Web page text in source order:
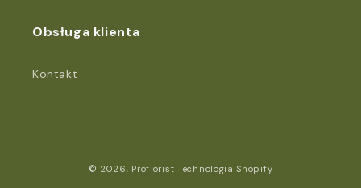
Obsługa klienta
Kontakt
© 2026, Proflorist Technologia Shopify